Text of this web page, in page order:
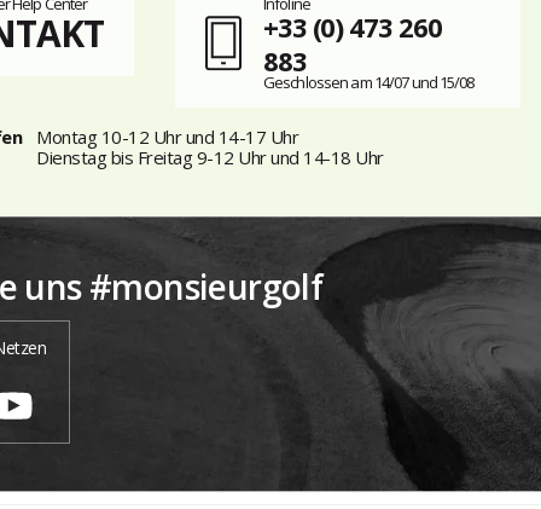
+33 (0) 473 260
883
Geschlossen am 14/07 und 15/08
Montag 10-12 Uhr und 14-17 Uhr
Dienstag bis Freitag 9-12 Uhr und 14-18 Uhr
uns #monsieurgolf